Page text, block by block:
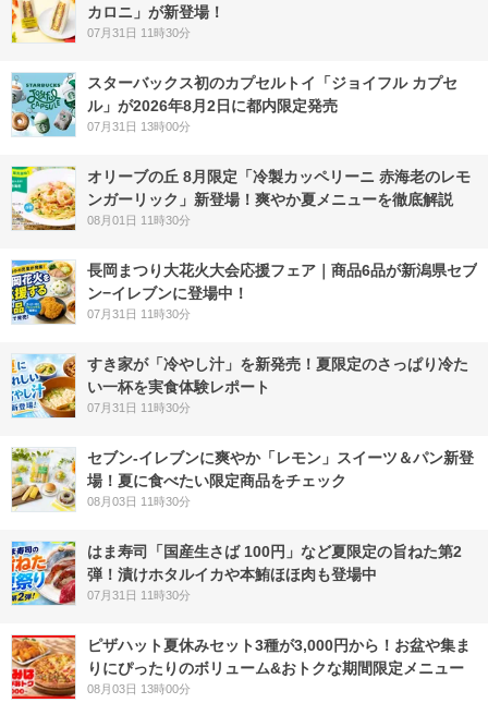
カロニ」が新登場！
07月31日 11時30分
スターバックス初のカプセルトイ「ジョイフル カプセ
ル」が2026年8月2日に都内限定発売
07月31日 13時00分
オリーブの丘 8月限定「冷製カッペリーニ 赤海老のレモ
ンガーリック」新登場！爽やか夏メニューを徹底解説
08月01日 11時30分
長岡まつり大花火大会応援フェア｜商品6品が新潟県セブ
ン−イレブンに登場中！
07月31日 11時30分
すき家が「冷やし汁」を新発売！夏限定のさっぱり冷た
い一杯を実食体験レポート
07月31日 11時30分
セブン‐イレブンに爽やか「レモン」スイーツ＆パン新登
場！夏に食べたい限定商品をチェック
08月03日 11時30分
はま寿司「国産生さば 100円」など夏限定の旨ねた第2
弾！漬けホタルイカや本鮪ほほ肉も登場中
07月31日 11時30分
ピザハット夏休みセット3種が3,000円から！お盆や集ま
りにぴったりのボリューム&おトクな期間限定メニュー
08月03日 13時00分